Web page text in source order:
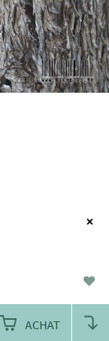
♥
ACHAT